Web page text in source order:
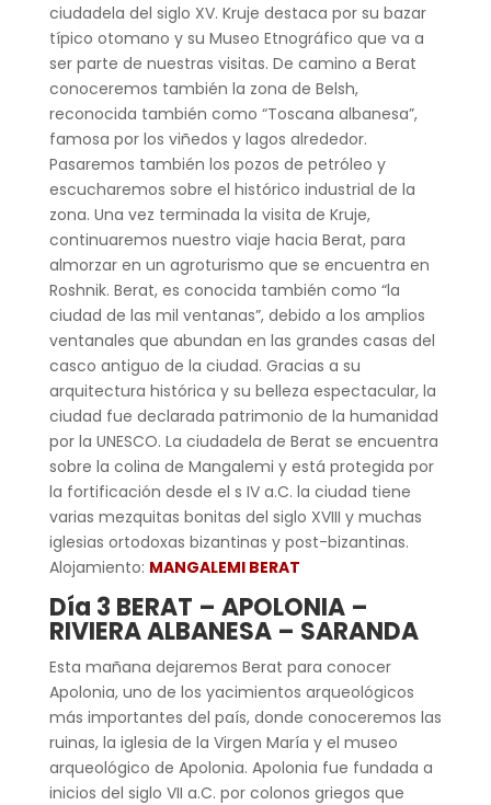
ciudadela del siglo XV. Kruje destaca por su bazar
típico otomano y su Museo Etnográfico que va a
ser parte de nuestras visitas. De camino a Berat
conoceremos también la zona de Belsh,
reconocida también como “Toscana albanesa”,
famosa por los viñedos y lagos alrededor.
Pasaremos también los pozos de petróleo y
escucharemos sobre el histórico industrial de la
zona. Una vez terminada la visita de Kruje,
continuaremos nuestro viaje hacia Berat, para
almorzar en un agroturismo que se encuentra en
Roshnik. Berat, es conocida también como “la
ciudad de las mil ventanas”, debido a los amplios
ventanales que abundan en las grandes casas del
casco antiguo de la ciudad. Gracias a su
arquitectura histórica y su belleza espectacular, la
ciudad fue declarada patrimonio de la humanidad
por la UNESCO. La ciudadela de Berat se encuentra
sobre la colina de Mangalemi y está protegida por
la fortificación desde el s IV a.C. la ciudad tiene
varias mezquitas bonitas del siglo XVIII y muchas
iglesias ortodoxas bizantinas y post-bizantinas.
Alojamiento: MANGALEMI BERAT
Día 3 BERAT – APOLONIA –
RIVIERA ALBANESA – SARANDA
Esta mañana dejaremos Berat para conocer
Apolonia, uno de los yacimientos arqueológicos
más importantes del país, donde conoceremos las
ruinas, la iglesia de la Virgen María y el museo
arqueológico de Apolonia. Apolonia fue fundada a
inicios del siglo VII a.C. por colonos griegos que